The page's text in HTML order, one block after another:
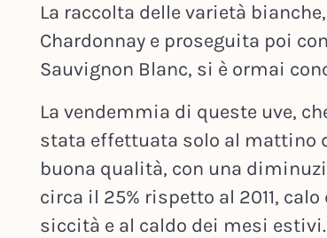
La raccolta delle varietà
Chardonnay e proseguita poi
Sauvignon Blanc, si è ormai
La vendemmia di queste uve,
stata effettuata solo al mattino
buona qualità, con una
circa il 25% rispetto al 2011,
siccità e al caldo dei mesi estivi.